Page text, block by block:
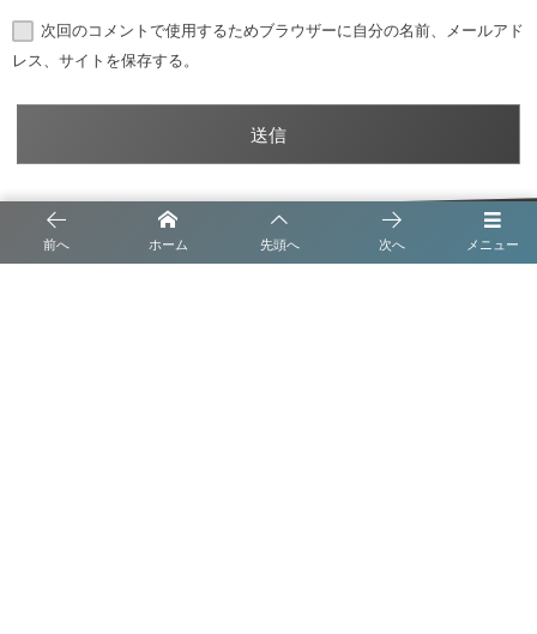
次回のコメントで使用するためブラウザーに自分の名前、メールアド
レス、サイトを保存する。
メニュー
前へ ホーム 先頭へ
次へ
トップメッセージ